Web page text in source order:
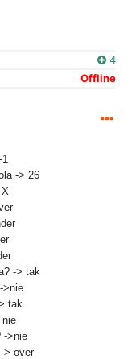
4
Offline
-> 26
-> tak
>nie
tak
nie
->nie
> over